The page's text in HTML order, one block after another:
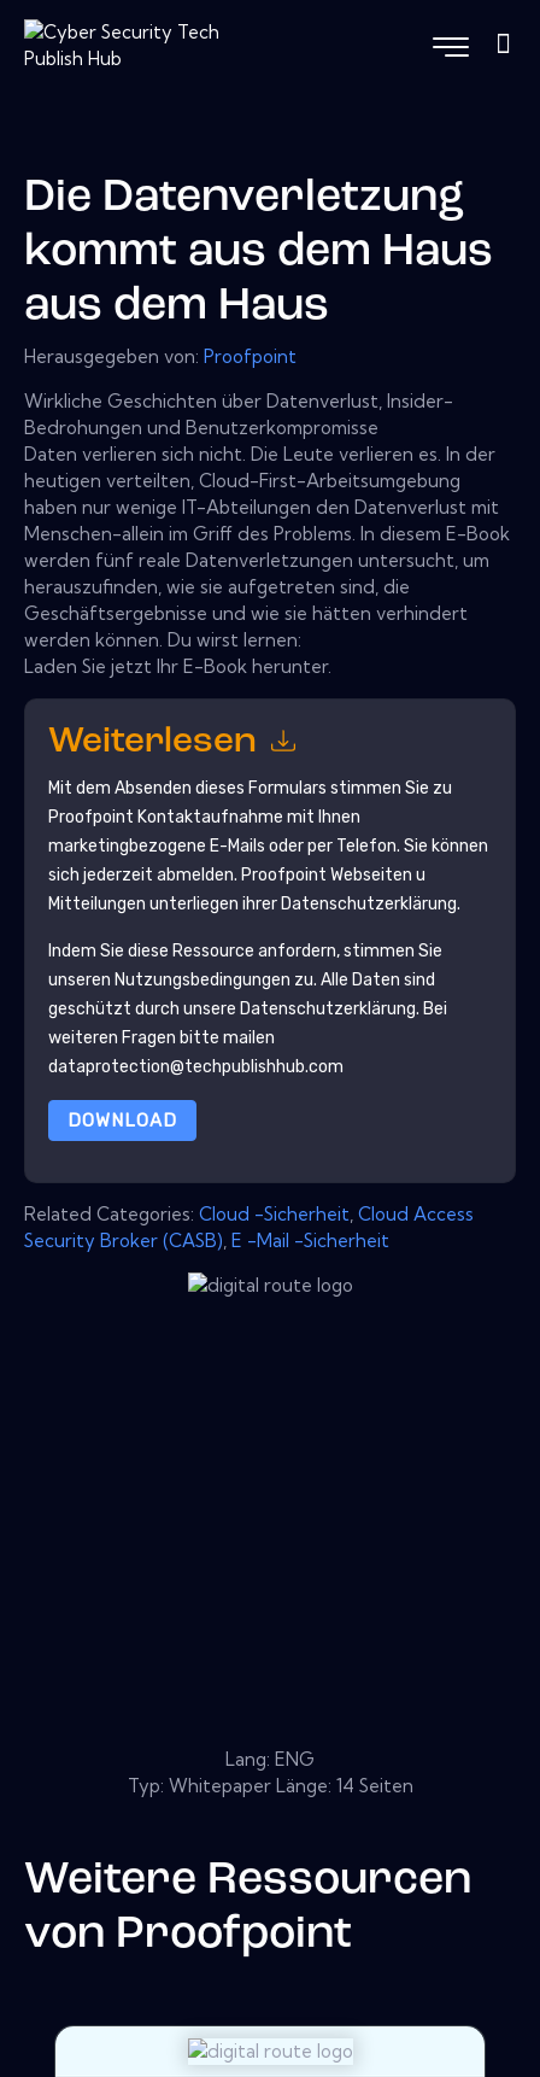
Die Datenverletzung
kommt aus dem Haus
aus dem Haus
Herausgegeben von: Proofpoint
Wirkliche Geschichten über Datenverlust, Insider-
Bedrohungen und Benutzerkompromisse
Daten verlieren sich nicht. Die Leute verlieren es. In der
heutigen verteilten, Cloud-First-Arbeitsumgebung
haben nur wenige IT-Abteilungen den Datenverlust mit
Menschen-allein im Griff des Problems. In diesem E-Book
werden fünf reale Datenverletzungen untersucht, um
herauszufinden, wie sie aufgetreten sind, die
Geschäftsergebnisse und wie sie hätten verhindert
werden können. Du wirst lernen:
Laden Sie jetzt Ihr E-Book herunter.
Weiterlesen
Mit dem Absenden dieses Formulars stimmen Sie zu
Proofpoint Kontaktaufnahme mit Ihnen
marketingbezogene E-Mails oder per Telefon. Sie können
sich jederzeit abmelden. Proofpoint Webseiten u
Mitteilungen unterliegen ihrer Datenschutzerklärung.
Indem Sie diese Ressource anfordern, stimmen Sie
unseren Nutzungsbedingungen zu. Alle Daten sind
geschützt durch unsere Datenschutzerklärung. Bei
weiteren Fragen bitte mailen
dataprotection@techpublishhub.com
DOWNLOAD
Related Categories: Cloud -Sicherheit Cloud Access
Security Broker (CASB) E -Mail -Sicherheit
Lang: ENG
Typ: Whitepaper Länge: 14 Seiten
Weitere Ressourcen
von Proofpoint